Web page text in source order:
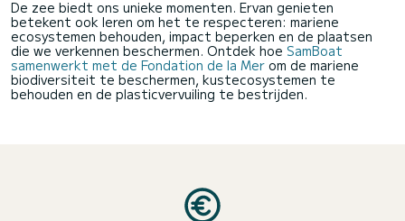
De zee biedt ons unieke momenten. Ervan genieten
betekent ook leren om het te respecteren: mariene
ecosystemen behouden, impact beperken en de plaatsen
die we verkennen beschermen. Ontdek hoe SamBoat
samenwerkt met de Fondation de la Mer om de mariene
biodiversiteit te beschermen, kustecosystemen te
behouden en de plasticvervuiling te bestrijden.